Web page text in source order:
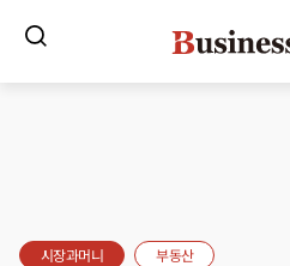
시장과머니 부동산